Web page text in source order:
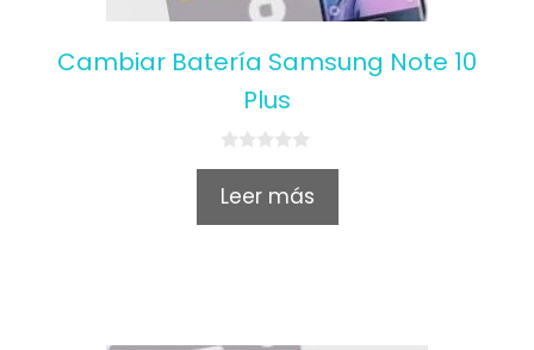
Cambiar Batería Samsung Note 10
Plus
0
u
Leer más